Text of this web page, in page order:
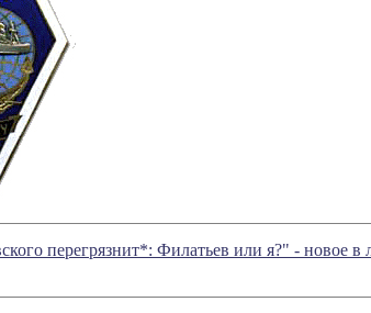
перегрязнит*: Филатьев или я?" - новое